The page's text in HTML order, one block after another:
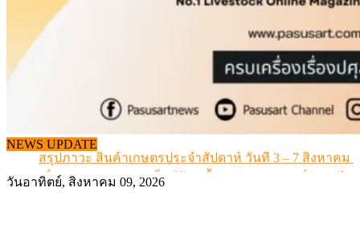
NEWS UPDATE
เดินหน้าดัน “ราคากลางโคเนื้อ” แก้ปัญหาราคาโคเนื้อตก
สรุปภาวะ สินค้าเกษตรประจำสัปดาห์ วันที่ 3 – 7 สิงหาคม
เมื่อเกษตรกรถูกมองเป็นผู้ร้ายเบื้องหลังราคาหมูที่สังคมไม่
วันอาทิตย์, สิงหาคม 09, 2026